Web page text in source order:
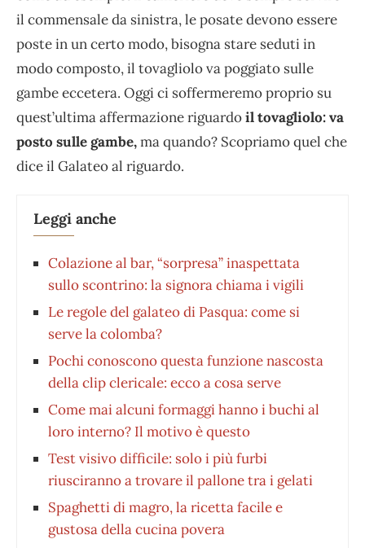
il commensale da sinistra, le posate devono essere
poste in un certo modo, bisogna stare seduti in
modo composto, il tovagliolo va poggiato sulle
gambe eccetera. Oggi ci soffermeremo proprio su
quest’ultima affermazione riguardoil tovagliolo: va
posto sulle gambe,ma quando? Scopriamo quel che
dice il Galateo al riguardo.
Leggi anche
Colazione al bar, “sorpresa” inaspettata
sullo scontrino: la signora chiama i vigili
Le regole del galateo di Pasqua: come si
serve la colomba?
Pochi conoscono questa funzione nascosta
della clip clericale: ecco a cosa serve
Come mai alcuni formaggi hanno i buchi al
loro interno? Il motivo è questo
Test visivo difficile: solo i più furbi
riusciranno a trovare il pallone tra i gelati
Spaghetti di magro, la ricetta facile e
gustosa della cucina povera